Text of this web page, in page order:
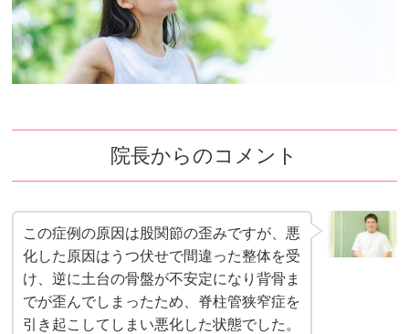
院長からのコメント
この症例の原因は股関節の歪みですが、悪
化した原因はうつ伏せで間違った整体を受
け、逆に土台の骨盤が不安定になり背骨ま
でが歪んでしまったため、脊柱管狭窄症を
引き起こしてしまい悪化した状態でした。